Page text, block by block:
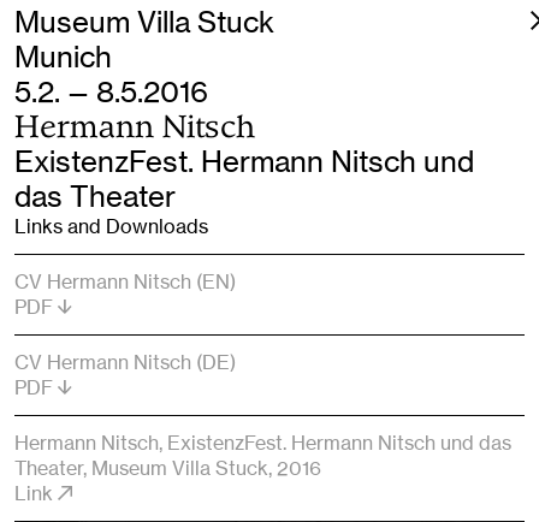
Museum Villa Stuck
Munich
5.2. — 8.5.2016
Hermann Nitsch
ExistenzFest. Hermann Nitsch und
das Theater
Links and Downloads
CV Hermann Nitsch (EN)
PDF
CV Hermann Nitsch (DE)
PDF
Hermann Nitsch, ExistenzFest. Hermann Nitsch und das
Theater, Museum Villa Stuck, 2016
Link